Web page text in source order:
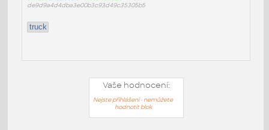
de9d9a4d4dba3e00b3c93d49c35305b5
truck
Vaše hodnocení:
Nejste přihlášeni - nemůžete
hodnotit blok